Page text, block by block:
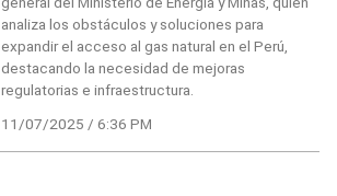
analiza los obstáculos y soluciones para
expandir el acceso al gas natural en el Perú,
destacando la necesidad de mejoras
regulatorias e infraestructura.
11/07/2025 / 6:36 PM